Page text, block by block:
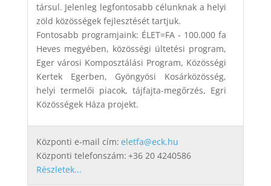
társul. Jelenleg legfontosabb célunknak a helyi
zöld közösségek fejlesztését tartjuk.
Fontosabb programjaink: ÉLET=FA - 100.000 fa
Heves megyében, közösségi ültetési program,
Eger városi Komposztálási Program, Közösségi
Kertek Egerben, Gyöngyösi Kosárközösség,
helyi termelői piacok, tájfajta-megőrzés, Egri
Közösségek Háza projekt.
Központi e-mail cím: eletfa@eck.hu
Központi telefonszám: +36 20 4240586
Részletek...